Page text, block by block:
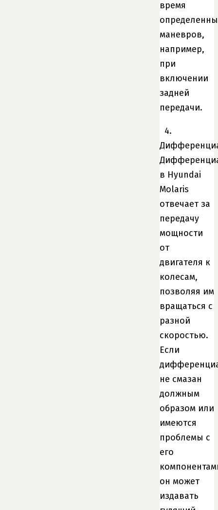
время
маневров,
например,
при
включении
задней
передачи.
4.
в Hyundai
Molaris
отвечает за
передачу
мощности
от
двигателя к
колесам,
позволяя им
вращаться с
разной
скоростью.
Если
не смазан
должным
образом или
имеются
проблемы с
его
он может
издавать